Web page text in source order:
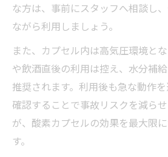
な方は、事前にスタッフへ相談し
ながら利用しましょう。
また、カプセル内は高気圧環境と
や飲酒直後の利用は控え、水分補
推奨されます。利用後も急な動作
確認することで事故リスクを減ら
が、酸素カプセルの効果を最大限
す。